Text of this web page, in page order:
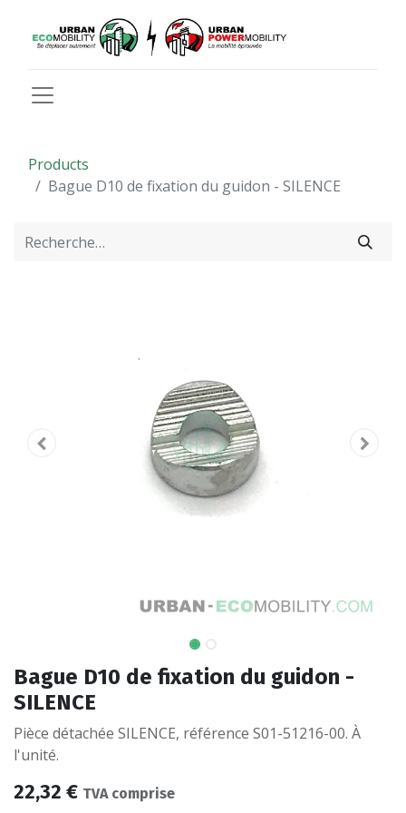
Products
Bague D10 de fixation du guidon - SILENCE
Bague D10 de fixation du guidon -
SILENCE
Pièce détachée SILENCE, référence S01-51216-00. À
l'unité.
22,32 € TVA comprise